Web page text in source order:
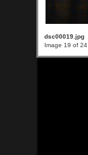
dsc00019.jpg
Image 19 of 24